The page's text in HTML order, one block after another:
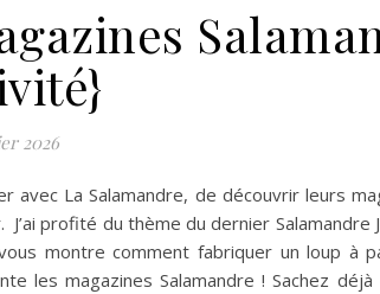
2026
avec La Salamandre, de découvrir leurs
profité du thème du dernier Salamandre
montre comment fabriquer un loup à
magazines Salamandre ! Sachez déjà